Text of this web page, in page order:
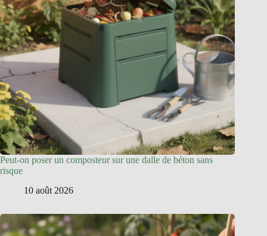
Peut-on poser un composteur sur une dalle de béton sans
risque
10 août 2026